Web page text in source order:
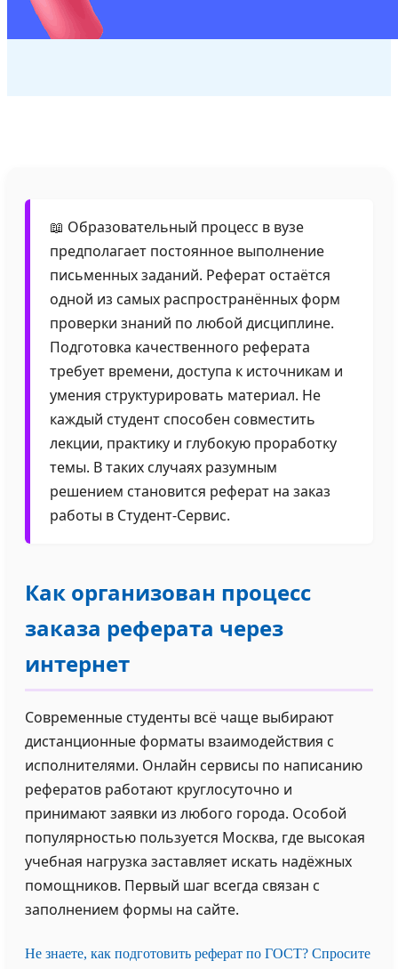
📖 Образовательный процесс в вузе
предполагает постоянное выполнение
письменных заданий. Реферат остаётся
одной из самых распространённых форм
проверки знаний по любой дисциплине.
Подготовка качественного реферата
требует времени, доступа к источникам и
умения структурировать материал. Не
каждый студент способен совместить
лекции, практику и глубокую проработку
темы. В таких случаях разумным
решением становится реферат на заказ
работы в Студент-Сервис.
Как организован процесс
заказа реферата через
интернет
Современные студенты всё чаще выбирают
дистанционные форматы взаимодействия с
исполнителями. Онлайн сервисы по написанию
рефератов работают круглосуточно и
принимают заявки из любого города. Особой
популярностью пользуется Москва, где высокая
учебная нагрузка заставляет искать надёжных
помощников. Первый шаг всегда связан с
заполнением формы на сайте.
Не знаете, как подготовить реферат по ГОСТ? Спросите